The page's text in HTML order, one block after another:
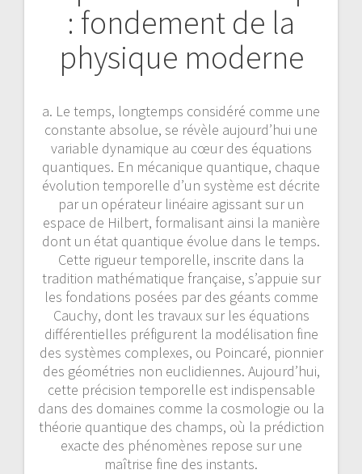
: fondement de la
physique moderne
a. Le temps, longtemps considéré comme une
constante absolue, se révèle aujourd’hui une
variable dynamique au cœur des équations
quantiques. En mécanique quantique, chaque
évolution temporelle d’un système est décrite
par un opérateur linéaire agissant sur un
espace de Hilbert, formalisant ainsi la manière
dont un état quantique évolue dans le temps.
Cette rigueur temporelle, inscrite dans la
tradition mathématique française, s’appuie sur
les fondations posées par des géants comme
Cauchy, dont les travaux sur les équations
différentielles préfigurent la modélisation fine
des systèmes complexes, ou Poincaré, pionnier
des géométries non euclidiennes. Aujourd’hui,
cette précision temporelle est indispensable
dans des domaines comme la cosmologie ou la
théorie quantique des champs, où la prédiction
exacte des phénomènes repose sur une
maîtrise fine des instants.